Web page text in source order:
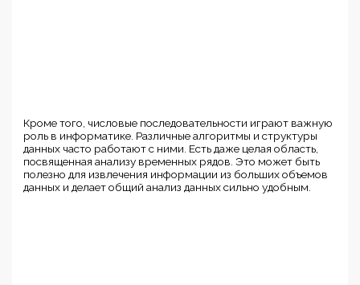
Кроме того, числовые последовательности играют важную
роль в информатике. Различные алгоритмы и структуры
данных часто работают с ними. Есть даже целая область,
посвященная анализу временных рядов. Это может быть
полезно для извлечения информации из больших объемов
данных и делает общий анализ данных сильно удобным.